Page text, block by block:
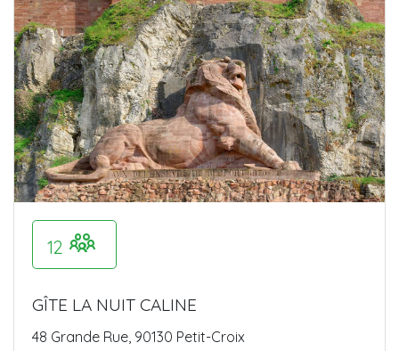
12
GÎTE LA NUIT CALINE
48 Grande Rue, 90130 Petit-Croix